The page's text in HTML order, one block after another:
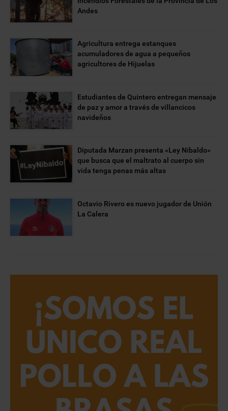
Andes
Agricultura entrega estanques
acumuladores de agua a pequeños
agricultores de Hijuelas
Estudiantes de Quintero entregan mensaje
de paz y amor a través de villancicos
navideños
Diputada Marzan presenta «Ley Nibaldo»
que busca que el maltrato al cuerpo sin
vida tenga penas más altas
Octavio Rivero es nuevo jugador de Unión
La Calera